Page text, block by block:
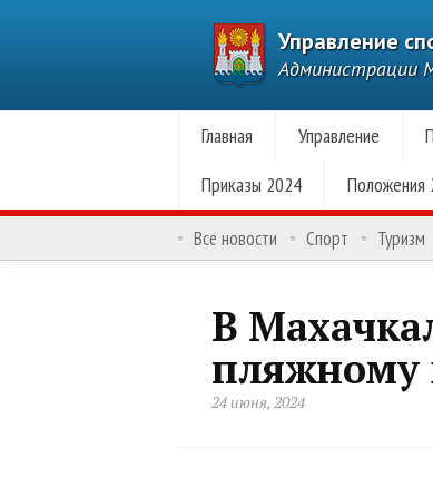
Управление
Администрации
Главная Управление
Приказы 2024
Положения
Все новости Спорт Туризм
В
пляжному
24 июня, 2024